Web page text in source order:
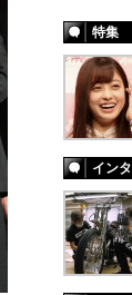
特集
イン